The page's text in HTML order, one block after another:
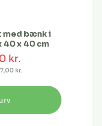
bænk i
40 x 40 cm
kr.
kr.